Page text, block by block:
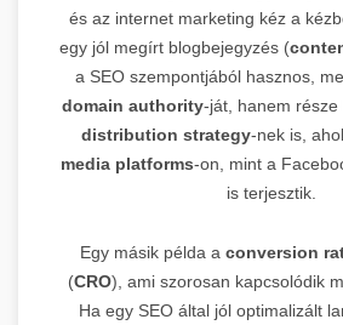
és az internet marketing kéz a
egy jól megírt blogbejegyzés (
a SEO szempontjából hasznos,
domain authority-ját, hanem része
distribution strategy-nek is,
media platforms-on, mint a
is terjesztik.
Egy másik példa a conversion
(CRO), ami szorosan kapcsolódik
Ha egy SEO által jól optimalizált